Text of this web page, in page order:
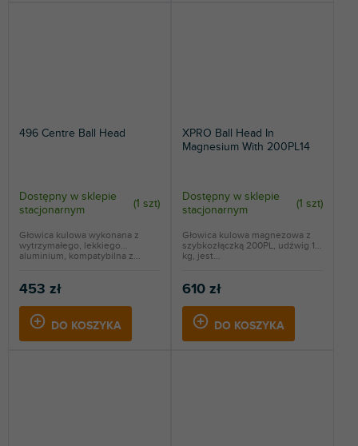
496 Centre Ball Head
Dostępny w sklepie
stacjonarnym
(1 szt)
453 zł
DO KOSZYKA
Głowica kulowa wykonana z
wytrzymałego, lekkiego
aluminium, kompatybilna z...
XPRO Ball Head In
Magnesium With 200PL14
Dostępny w sklepie
stacjonarnym
(1 szt)
610 zł
DO KOSZYKA
Głowica kulowa magnezowa z
szybkozłączką 200PL, udźwig 10
kg, jest...